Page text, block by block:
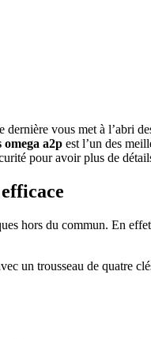
vous met à l’abri
omega a2p est l’un des
pour avoir plus de
hors du commun. En
un trousseau de quatre